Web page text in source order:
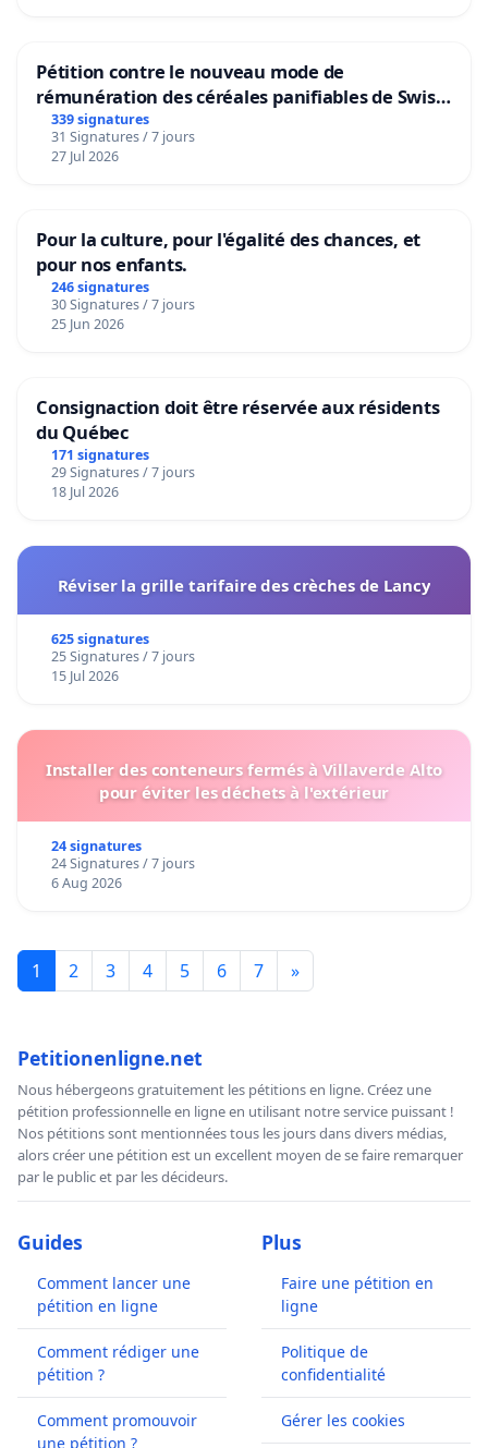
Pétition contre le nouveau mode de
rémunération des céréales panifiables de Swiss
granum basé sur la teneur en protéines
339 signatures
31 Signatures / 7 jours
27 Jul 2026
Pour la culture, pour l'égalité des chances, et
pour nos enfants.
246 signatures
30 Signatures / 7 jours
25 Jun 2026
Consignaction doit être réservée aux résidents
du Québec
171 signatures
29 Signatures / 7 jours
18 Jul 2026
Réviser la grille tarifaire des crèches de Lancy
625 signatures
25 Signatures / 7 jours
15 Jul 2026
Installer des conteneurs fermés à Villaverde Alto
pour éviter les déchets à l'extérieur
24 signatures
24 Signatures / 7 jours
6 Aug 2026
1 2 3 4 5 6 7 »
Petitionenligne.net
Nous hébergeons gratuitement les pétitions en ligne. Créez une
pétition professionnelle en ligne en utilisant notre service puissant !
Nos pétitions sont mentionnées tous les jours dans divers médias,
alors créer une pétition est un excellent moyen de se faire remarquer
par le public et par les décideurs.
Guides
Comment lancer une
pétition en ligne
Comment rédiger une
pétition ?
Comment promouvoir
une pétition ?
Plus
Faire une pétition en
ligne
Politique de
confidentialité
Gérer les cookies